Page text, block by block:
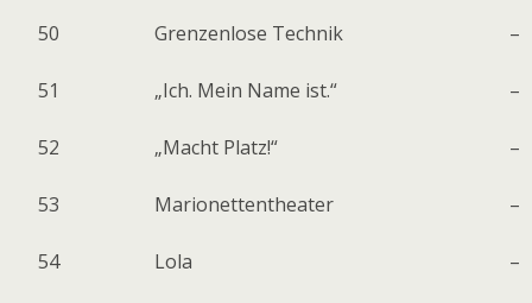
50 Grenzenlose Technik –
51 „Ich. Mein Name ist.“ –
52 „Macht Platz!“ –
53 Marionettentheater –
54 Lola –